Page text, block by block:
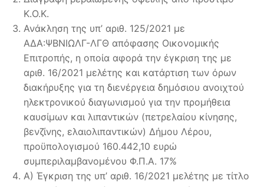
Κ.Ο.Κ.
Ανάκληση της υπ’ αριθ. 125/2021 με
ΑΔΑ:ΨΒΝΙΩΛΓ-ΛΓΘ απόφασης Οικονομικής
Επιτροπής, η οποία αφορά την έγκριση της με
αριθ. 16/2021 μελέτης και κατάρτιση των όρων
διακήρυξης για τη διενέργεια δημόσιου ανοιχτού
ηλεκτρονικού διαγωνισμού για την προμήθεια
καυσίμων και λιπαντικών (πετρελαίου κίνησης,
βενζίνης, ελαιολιπαντικών) Δήμου Λέρου,
προϋπολογισμού 160.442,10 ευρώ
συμπεριλαμβανομένου Φ.Π.Α. 17%
Α) Έγκριση της υπ’ αριθ. 16/2021 μελέτης με τίτλο